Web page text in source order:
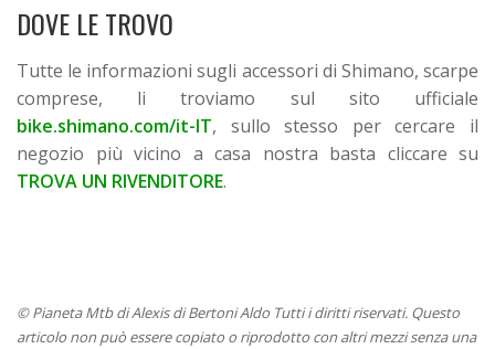
DOVE LE TROVO
Tutte le informazioni sugli accessori di Shimano, scarpe
comprese, li troviamo sul sito ufficiale
bike.shimano.com/it-IT, sullo stesso per cercare il
negozio più vicino a casa nostra basta cliccare su
TROVA UN RIVENDITORE.
© Pianeta Mtb di Alexis di Bertoni Aldo Tutti i diritti riservati. Questo
articolo non può essere copiato o riprodotto con altri mezzi senza una